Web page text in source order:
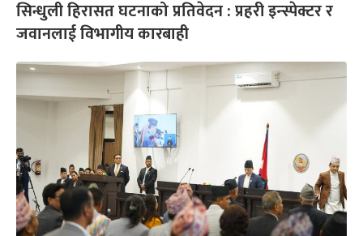
सिन्धुली हिरासत घटनाको प्रतिवेदन : प्रहरी इन्स्पेक्टर र
जवानलाई विभागीय कारबाही